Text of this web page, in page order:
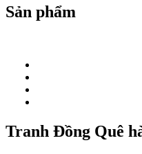
Sản phẩm
Tranh Đồng Quê